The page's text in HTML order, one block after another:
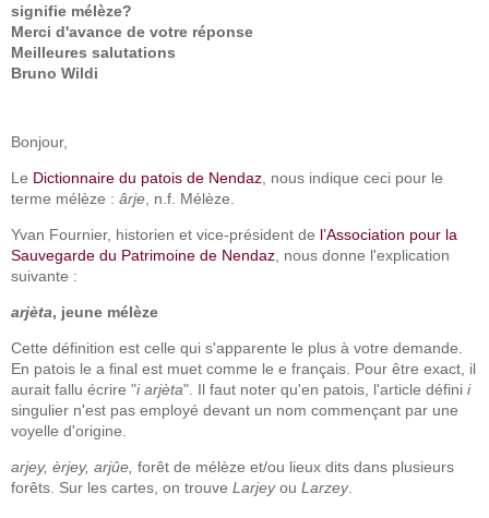
signifie mélèze?
Merci d'avance de votre réponse
Meilleures salutations
Bruno Wildi
Bonjour,
Le Dictionnaire du patois de Nendaz , nous indique ceci pour le
terme mélèze : ârje , n.f. Mélèze.
Yvan Fournier, historien et vice-président de l’Association pour la
Sauvegarde du Patrimoine de Nendaz , nous donne l'explication
suivante :
arjèta, jeune mélèze
Cette définition est celle qui s'apparente le plus à votre demande.
En patois le a final est muet comme le e français. Pour être exact, il
aurait fallu écrire "i arjèta". Il faut noter qu'en patois, l'article défini i
singulier n'est pas employé devant un nom commençant par une
voyelle d'origine.
arjey, èrjey, arjûe, forêt de mélèze et/ou lieux dits dans plusieurs
forêts. Sur les cartes, on trouve Larjeyou Larzey.